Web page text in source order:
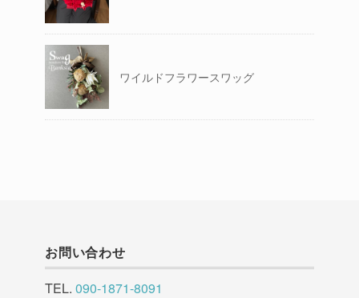
ワイルドフラワースワッグ
お問い合わせ
TEL. 090-1871-8091